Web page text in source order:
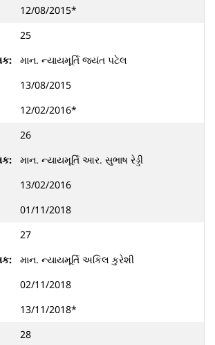
12/08/2015*
25
માન. ન્યાયમૂર્તિ જયંત પટેલ
13/08/2015
12/02/2016*
26
માન. ન્યાયમૂર્તિ આર. સુભાષ રેડ્ડી
13/02/2016
01/11/2018
27
માન. ન્યાયમૂર્તિ અકિલ કુરેશી
02/11/2018
13/11/2018*
28